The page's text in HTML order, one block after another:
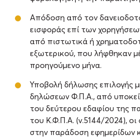
Απόδοση από τον
εισφοράς επί των
από πιστωτικά ή
εξωτερικού, που λήφθηκαν
προηγούμενο μήνα.
Υποβολή δήλωσης επιλογής
δηλώσεων Φ.Π.Α., από
του δεύτερου εδαφίου της
του Κ.Φ.Π.Α. (ν.5144/2024), οι
στην παράδοση εφημερίδων